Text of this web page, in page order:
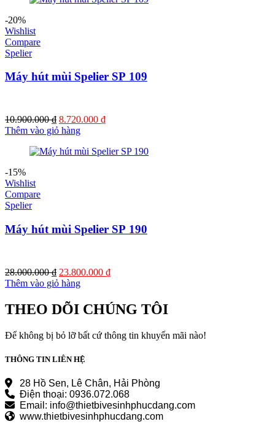
-20%
Wishlist
Compare
Spelier
Máy hút mùi Spelier SP 109
10.900.000₫ Giá
gốc
10.900.000 ₫.
8.720.000 ₫Giá
là:
Thêm vào giỏ hàng
-15%
Wishlist
Compare
Spelier
Máy hút mùi Spelier SP 190
28.000.000₫ Giá
gốc
28.000.000 ₫.
23.800.000 ₫Giá
là:
23.800.000 ₫.
Thêm vào giỏ hàng
THEO DÕI CHÚNG TÔI
Để không bị bỏ lỡ bất cứ thông tin khuyến mãi nào!
THÔNG TIN LIÊN HỆ
28 Hồ Sen, Lê Chân, Hải Phòng
Điện thoại: 0936.072.068
Email: info@thietbivesinhphucdang.com
www.thietbivesinhphucdang.com